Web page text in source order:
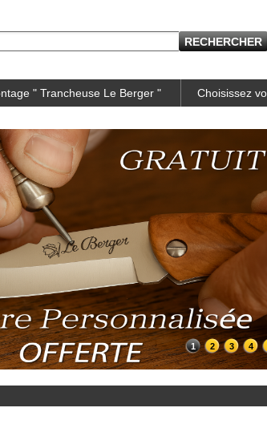
" Trancheuse Le Berger " Choisissez
1 2 3 4